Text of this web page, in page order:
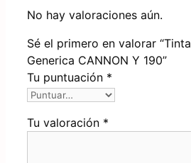
No hay valoraciones aún.
Sé el primero en valorar “Tinta
Generica CANNON Y 190”
Tu puntuación *
Tu valoración *